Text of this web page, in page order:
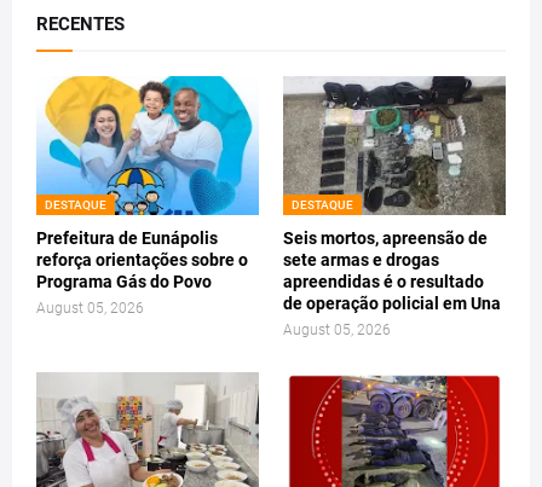
RECENTES
DESTAQUE
Prefeitura de Eunápolis
reforça orientações sobre o
Programa Gás do Povo
August 05, 2026
DESTAQUE
Seis mortos, apreensão de
sete armas e drogas
apreendidas é o resultado
de operação policial em Una
August 05, 2026